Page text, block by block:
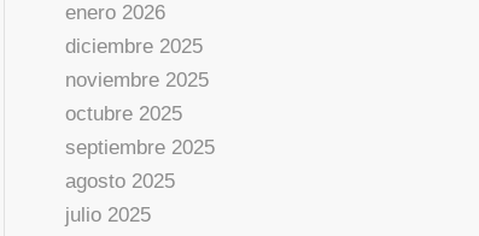
enero 2026
diciembre 2025
noviembre 2025
octubre 2025
septiembre 2025
agosto 2025
julio 2025